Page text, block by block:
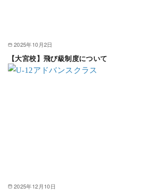
2025年10月2日
【大宮校】飛び級制度について
2025年12月10日